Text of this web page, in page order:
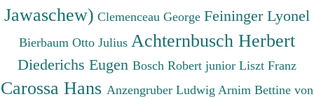
Jawaschew) Clemenceau George Feininger Lyonel
Bierbaum Otto Julius Achternbusch Herbert
Diederichs Eugen Bosch Robert junior Liszt Franz
Carossa Hans Anzengruber Ludwig Arnim Bettine von